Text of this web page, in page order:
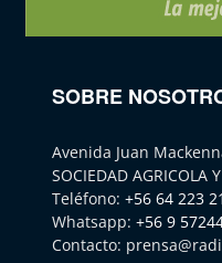
SOBRE
Avenida Juan
SOCIEDAD AGRICOLA
Teléfono: +56 64 223
Whatsapp: +56 9
Contacto: